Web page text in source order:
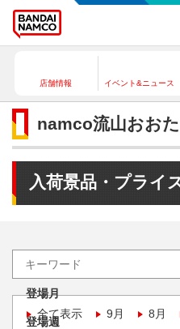
店舗情報 イベント&ニュース
namco流山おお
入荷景品・プライ
登場月
全て表示
9月 8月
登場週